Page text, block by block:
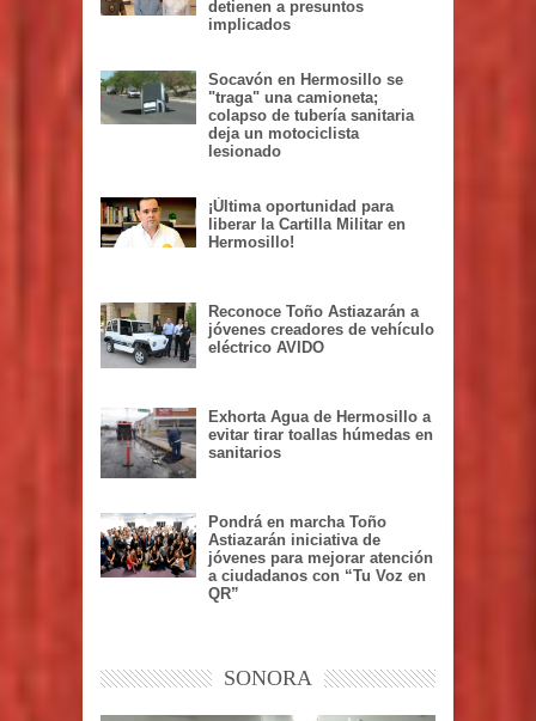
detienen a presuntos
implicados
Socavón en Hermosillo se
"traga" una camioneta;
colapso de tubería sanitaria
deja un motociclista
lesionado
¡Última oportunidad para
liberar la Cartilla Militar en
Hermosillo!
Reconoce Toño Astiazarán a
jóvenes creadores de vehículo
eléctrico AVIDO
Exhorta Agua de Hermosillo a
evitar tirar toallas húmedas en
sanitarios
Pondrá en marcha Toño
Astiazarán iniciativa de
jóvenes para mejorar atención
a ciudadanos con “Tu Voz en
QR”
SONORA